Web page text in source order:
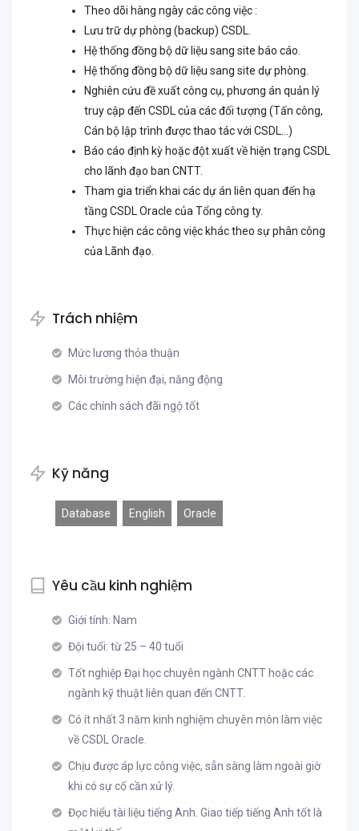
Theo dõi hàng ngày các công việc :
Lưu trữ dự phòng (backup) CSDL.
Hệ thống đồng bộ dữ liệu sang site báo cáo.
Hệ thống đồng bộ dữ liệu sang site dự phòng.
Nghiên cứu đề xuất công cụ, phương án quản lý
truy cập đến CSDL của các đối tượng (Tấn công,
Cán bộ lập trình được thao tác với CSDL…)
Báo cáo định kỳ hoặc đột xuất về hiện trạng CSDL
cho lãnh đạo ban CNTT.
Tham gia triển khai các dự án liên quan đến hạ
tầng CSDL Oracle của Tổng công ty.
Thực hiện các công việc khác theo sự phân công
của Lãnh đạo.
Trách nhiệm
Mức lương thỏa thuận
Môi trường hiện đại, năng động
Các chính sách đãi ngộ tốt
Kỹ năng
Database English Oracle
Yêu cầu kinh nghiệm
Giới tính: Nam
Đội tuổi: từ 25 – 40 tuổi
Tốt nghiệp Đại học chuyên ngành CNTT hoặc các
ngành kỹ thuật liên quan đến CNTT.
Có ít nhất 3 năm kinh nghiệm chuyên môn làm việc
về CSDL Oracle.
Chịu được áp lực công việc, sẵn sàng làm ngoài giờ
khi có sự cố cần xử lý.
Đọc hiểu tài liệu tiếng Anh. Giao tiếp tiếng Anh tốt là